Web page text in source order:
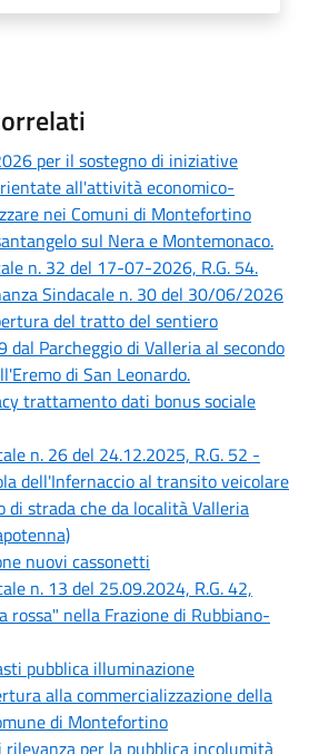
per il sostegno di iniziative
all'attività economico-
nei Comuni di Montefortino
sul Nera e Montemonaco.
n. 32 del 17-07-2026, R.G. 54.
Sindacale n. 30 del 30/06/2026
del tratto del sentiero
dal Parcheggio di Valleria al secondo
di San Leonardo.
trattamento dati bonus sociale
n. 26 del 24.12.2025, R.G. 52 -
dell'Infernaccio al transito veicolare
di strada che da località Valleria
nuovi cassonetti
n. 13 del 25.09.2024, R.G. 42,
rossa" nella Frazione di Rubbiano-
pubblica illuminazione
alla commercializzazione della
di Montefortino
per la pubblica incolumità